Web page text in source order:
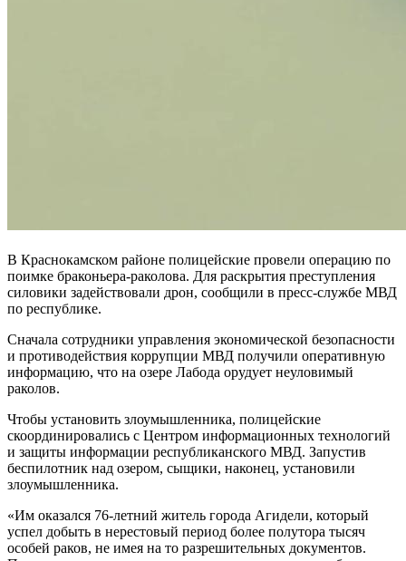
В Краснокамском районе полицейские провели операцию по
поимке браконьера-раколова. Для раскрытия преступления
силовики задействовали дрон, сообщили в пресс-службе МВД
по республике.
Сначала сотрудники управления экономической безопасности
и противодействия коррупции МВД получили оперативную
информацию, что на озере Лабода орудует неуловимый
раколов.
Чтобы установить злоумышленника, полицейские
скоординировались с Центром информационных технологий
и защиты информации республиканского МВД. Запустив
беспилотник над озером, сыщики, наконец, установили
злоумышленника.
«Им оказался 76-летний житель города Агидели, который
успел добыть в нерестовый период более полутора тысяч
особей раков, не имея на то разрешительных документов.